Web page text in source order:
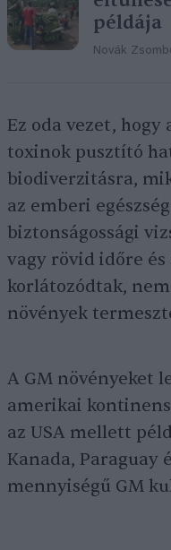
példája
Novák
Ez oda vezet,
toxinok pusztító
biodiverzitásra,
az emberi
biztonságossági
vagy rövid időre
korlátozódtak,
növények
A GM növényeket
amerikai
az USA mellett
Kanada, Paraguay
mennyiségű GM